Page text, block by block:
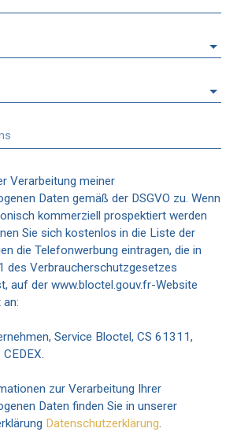
Verarbeitung meiner
Daten gemäß der DSGVO zu. Wenn
kommerziell prospektiert werden
Sie sich kostenlos in die Liste der
die Telefonwerbung eintragen, die in
des Verbraucherschutzgesetzes
auf der www.bloctel.gouv.fr-Website
Service Bloctel, CS 61311,
zur Verarbeitung Ihrer
Daten finden Sie in unserer
Datenschutzerklärung.